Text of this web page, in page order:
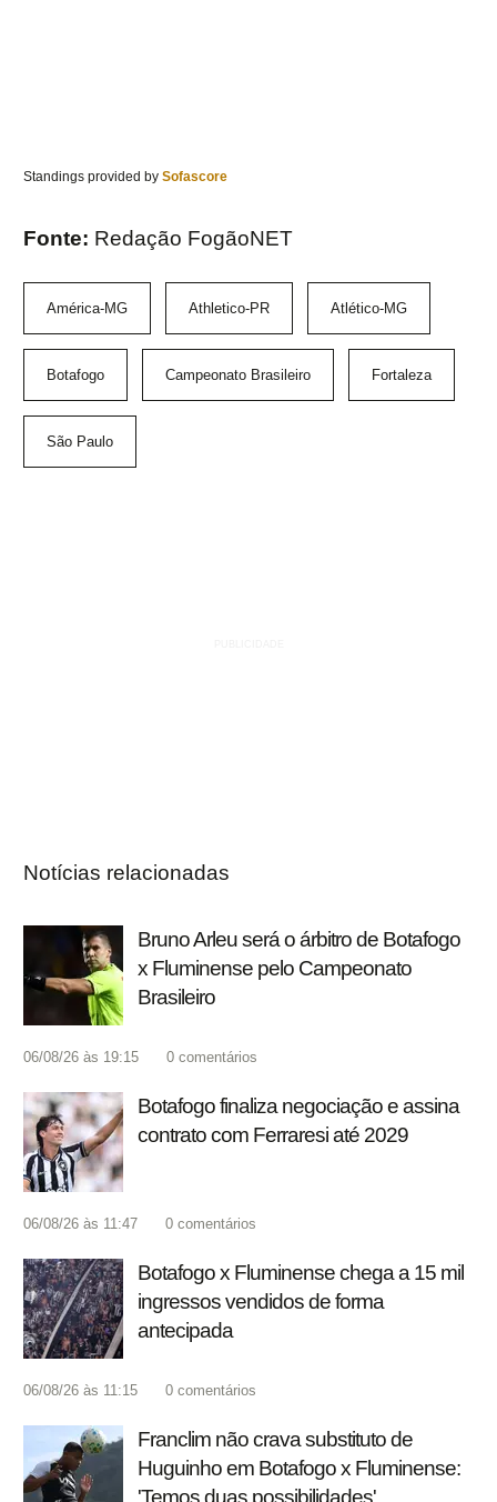
Standings provided by Sofascore
Fonte: Redação FogãoNET
América-MG Athletico-PR Atlético-MG
Botafogo Campeonato Brasileiro Fortaleza
São Paulo
Notícias relacionadas
Bruno Arleu será o árbitro de Botafogo
x Fluminense pelo Campeonato
Brasileiro
06/08/26 às 19:15 0 comentários
Botafogo finaliza negociação e assina
contrato com Ferraresi até 2029
06/08/26 às 11:47 0 comentários
Botafogo x Fluminense chega a 15 mil
ingressos vendidos de forma
antecipada
06/08/26 às 11:15 0 comentários
Franclim não crava substituto de
Huguinho em Botafogo x Fluminense:
'Temos duas possibilidades'